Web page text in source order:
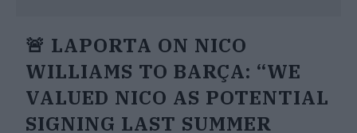
🚨 LAPORTA ON NICO
WILLIAMS TO BARÇA: “WE
VALUED NICO AS POTENTIAL
SIGNING LAST SUMMER